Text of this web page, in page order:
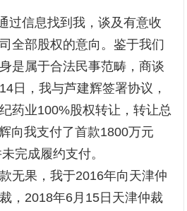
过信息找到我，谈及有意收
全部股权的意向。鉴于我们
是属于合法民事范畴，商谈
日，我与芦建辉签署协议，
药业100%股权转让，转让总
向我支付了首款1800万元
完成履约支付。
无果，我于2016年向天津仲
，2018年6月15日天津仲裁